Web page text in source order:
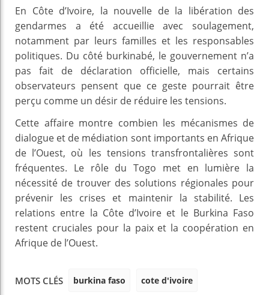
En Côte d’Ivoire, la nouvelle de la libération des
gendarmes a été accueillie avec soulagement,
notamment par leurs familles et les responsables
politiques. Du côté burkinabé, le gouvernement n’a
pas fait de déclaration officielle, mais certains
observateurs pensent que ce geste pourrait être
perçu comme un désir de réduire les tensions.
Cette affaire montre combien les mécanismes de
dialogue et de médiation sont importants en Afrique
de l’Ouest, où les tensions transfrontalières sont
fréquentes. Le rôle du Togo met en lumière la
nécessité de trouver des solutions régionales pour
prévenir les crises et maintenir la stabilité. Les
relations entre la Côte d’Ivoire et le Burkina Faso
restent cruciales pour la paix et la coopération en
Afrique de l’Ouest.
MOTS CLÉS burkina faso cote d'ivoire